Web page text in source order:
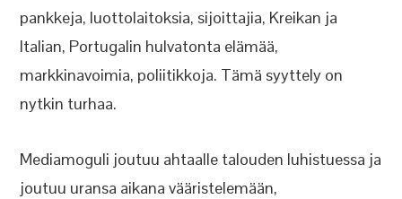
pankkeja, luottolaitoksia, sijoittajia, Kreikan ja
Italian, Portugalin hulvatonta elämää,
markkinavoimia, poliitikkoja. Tämä syyttely on
nytkin turhaa.
Mediamoguli joutuu ahtaalle talouden luhistuessa ja
joutuu uransa aikana vääristelemään,